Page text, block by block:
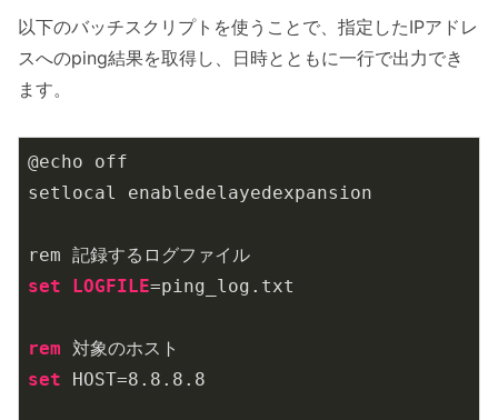
以下のバッチスクリプトを使うことで、指定したIPアドレ
スへのping結果を取得し、日時とともに一行で出力でき
ます。
@echo off
setlocal enabledelayedexpansion
set
LOGFILE=ping_log.txt
rem
set HOST=8.8 .8 .8